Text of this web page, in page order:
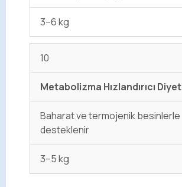
3–6 kg
10
Metabolizma Hızlandırıcı Diyet
Baharat ve termojenik besinlerle
desteklenir
3–5 kg